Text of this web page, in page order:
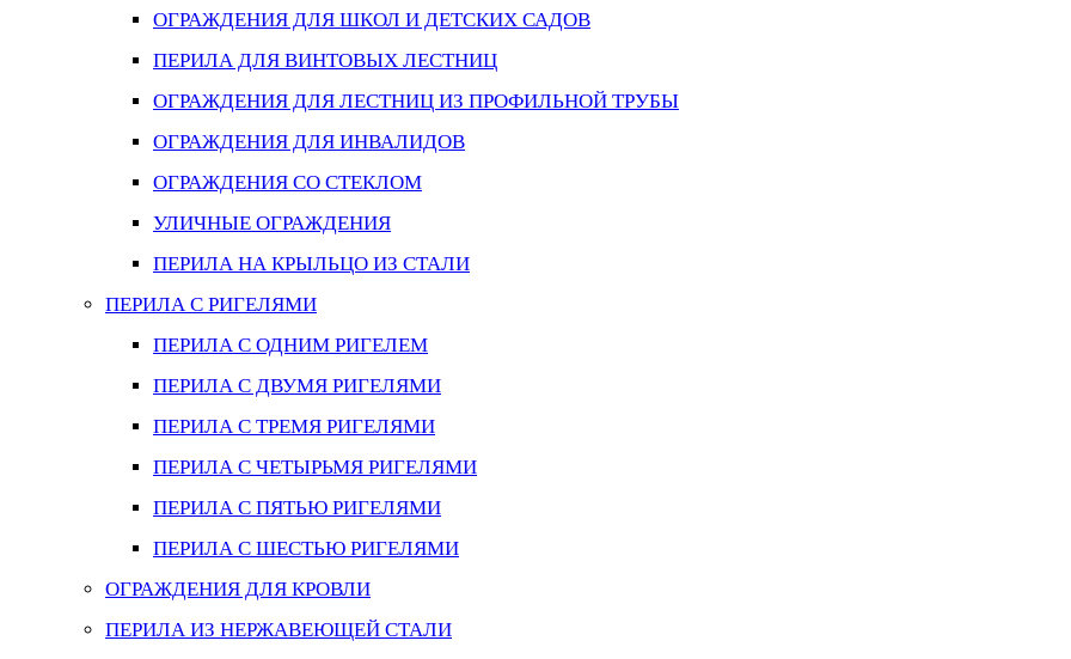
ОГРАЖДЕНИЯ ДЛЯ ШКОЛ И ДЕТСКИХ САДОВ
ПЕРИЛА ДЛЯ ВИНТОВЫХ ЛЕСТНИЦ
ОГРАЖДЕНИЯ ДЛЯ ЛЕСТНИЦ ИЗ ПРОФИЛЬНОЙ ТРУБЫ
ОГРАЖДЕНИЯ ДЛЯ ИНВАЛИДОВ
ОГРАЖДЕНИЯ СО СТЕКЛОМ
УЛИЧНЫЕ ОГРАЖДЕНИЯ
ПЕРИЛА НА КРЫЛЬЦО ИЗ СТАЛИ
ПЕРИЛА С РИГЕЛЯМИ
ПЕРИЛА С ОДНИМ РИГЕЛЕМ
ПЕРИЛА С ДВУМЯ РИГЕЛЯМИ
ПЕРИЛА С ТРЕМЯ РИГЕЛЯМИ
ПЕРИЛА С ЧЕТЫРЬМЯ РИГЕЛЯМИ
ПЕРИЛА С ПЯТЬЮ РИГЕЛЯМИ
ПЕРИЛА С ШЕСТЬЮ РИГЕЛЯМИ
ОГРАЖДЕНИЯ ДЛЯ КРОВЛИ
ПЕРИЛА ИЗ НЕРЖАВЕЮЩЕЙ СТАЛИ